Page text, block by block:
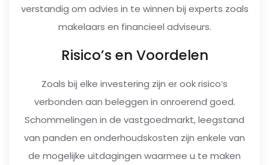
verstandig om advies in te winnen bij experts zoals
makelaars en financieel adviseurs.
Risico’s en Voordelen
Zoals bij elke investering zijn er ook risico’s
verbonden aan beleggen in onroerend goed.
Schommelingen in de vastgoedmarkt, leegstand
van panden en onderhoudskosten zijn enkele van
de mogelijke uitdagingen waarmee u te maken